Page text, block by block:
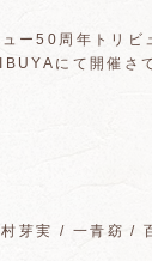
50周年トリビ
にて開催さ
実 / 一青窈 /